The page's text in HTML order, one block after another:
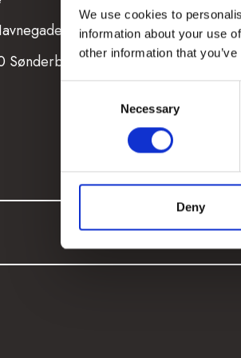
We use cookies to
information about your use
other information that
Necessary
Deny
23
Sønderborg
Onsdag - Fredag
Fra kl. 16.15 - 17.00
Pressekontakt
Kl.
SYTTENDE ©2026